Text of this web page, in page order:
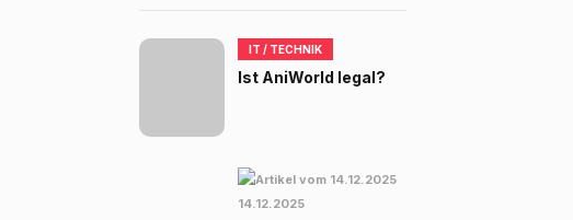
IT / TECHNIK
Ist AniWorld legal?
14.12.2025